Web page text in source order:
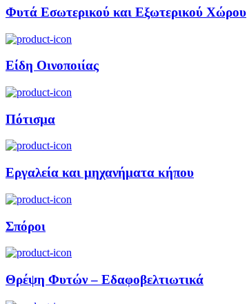
Φυτά Εσωτερικού και Εξωτερικού Χώρου
Είδη Οινοποιίας
Πότισμα
Εργαλεία και μηχανήματα κήπου
Σπόροι
Θρέψη Φυτών – Εδαφοβελτιωτικά